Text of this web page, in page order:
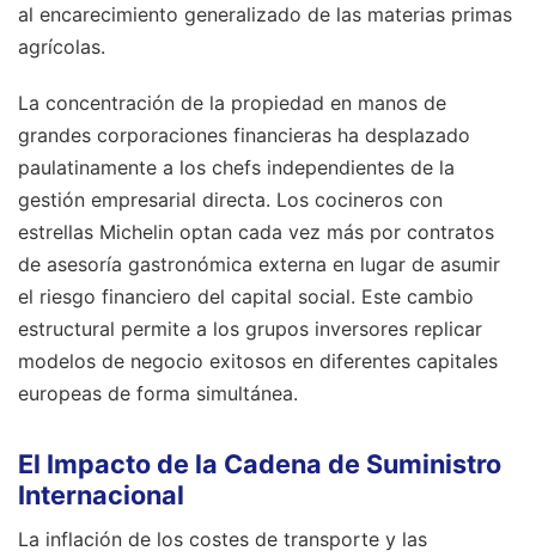
al encarecimiento generalizado de las materias primas
agrícolas.
La concentración de la propiedad en manos de
grandes corporaciones financieras ha desplazado
paulatinamente a los chefs independientes de la
gestión empresarial directa. Los cocineros con
estrellas Michelin optan cada vez más por contratos
de asesoría gastronómica externa en lugar de asumir
el riesgo financiero del capital social. Este cambio
estructural permite a los grupos inversores replicar
modelos de negocio exitosos en diferentes capitales
europeas de forma simultánea.
El Impacto de la Cadena de Suministro
Internacional
La inflación de los costes de transporte y las